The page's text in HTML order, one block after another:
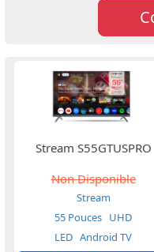
Stream S55GTUSPRO
Non Disponible
Stream
55 Pouces UHD
LED Android TV